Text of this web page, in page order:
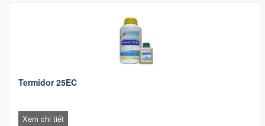
Termidor 25EC
Xem chi tiết